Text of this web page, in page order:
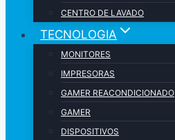
CENTRO DE LAVADO
TECNOLOGIA
MONITORES
IMPRESORAS
GAMER REACONDICIONADO
GAMER
DISPOSITIVOS